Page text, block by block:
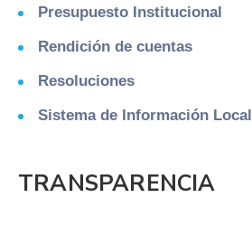
Presupuesto Institucional
Rendición de cuentas
Resoluciones
Sistema de Información Local
TRANSPARENCIA